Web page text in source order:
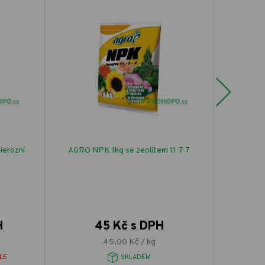
AGRO NPK 1kg se zeolitem 11-7-7
45 Kč s DPH
45,00 Kč / kg
SKLADEM
Next